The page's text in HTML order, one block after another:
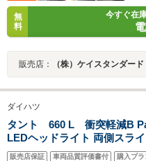
無
料
今すぐ在
販売店： （株）ケイスタンダード
ダイハツ
タント 660 L 衝突軽減B
LEDヘッドライト 両側スラ
プ 障害物センサー ETC
販売店保証 車両品質評価書付 購入プ